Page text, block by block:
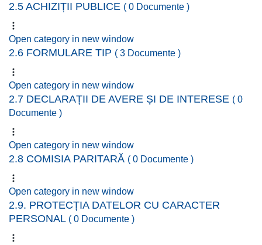
2.5 ACHIZIȚII PUBLICE ( 0 Documente )
Open category in new window
2.6 FORMULARE TIP ( 3 Documente )
Open category in new window
2.7 DECLARAȚII DE AVERE ȘI DE INTERESE ( 0
Documente )
Open category in new window
2.8 COMISIA PARITARĂ ( 0 Documente )
Open category in new window
2.9. PROTECȚIA DATELOR CU CARACTER
PERSONAL ( 0 Documente )